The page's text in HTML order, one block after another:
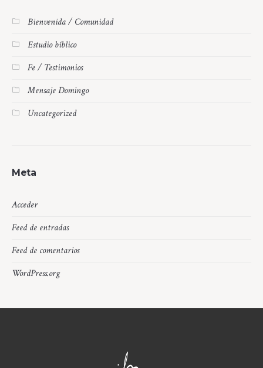
Bienvenida / Comunidad
Estudio bíblico
Fe / Testimonios
Mensaje Domingo
Uncategorized
Meta
Acceder
Feed de entradas
Feed de comentarios
WordPress.org